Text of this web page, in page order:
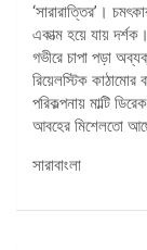
‘সারারাত্তির’।
একাত্ম হয়ে যায়
গভীরে চাপা পড়া
রিয়েলস্টিক কাঠামোর
পরিকল্পনায় মাল্টি
আবহের মিশেলতো
সারাবাংলা